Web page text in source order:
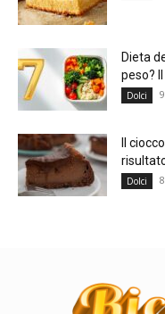
Dieta
peso? Il
Dolci
Il
Dolci